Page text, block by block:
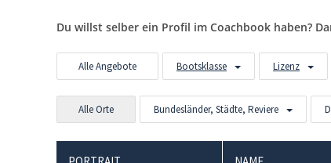
Du willst selber ein Profil im Coachbook haben?
Alle Angebote Bootsklasse Lizenz
Alle Orte Bundesländer, Städte, Reviere